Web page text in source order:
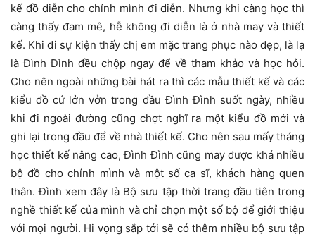
kế đồ diễn cho chính mình đi diễn. Nhưng khi càng học thì
càng thấy đam mê, hễ không đi diễn là ở nhà may và thiết
kế. Khi đi sự kiện thấy chị em mặc trang phục nào đẹp, là lạ
là Đình Đình đều chộp ngay để về tham khảo và học hỏi.
Cho nên ngoài những bài hát ra thì các mẫu thiết kế và các
kiểu đồ cứ lởn vởn trong đầu Đình Đình suốt ngày, nhiều
khi đi ngoài đường cũng chợt nghĩ ra một kiểu đồ mới và
ghi lại trong đầu để về nhà thiết kế. Cho nên sau mấy tháng
học thiết kế nâng cao, Đình Đình cũng may được khá nhiều
bộ đồ cho chính mình và một số ca sĩ, khách hàng quen
thân. Đình xem đây là Bộ sưu tập thời trang đầu tiên trong
nghề thiết kế của mình và chỉ chọn một số bộ để giới thiệu
với mọi người. Hi vọng sắp tới sẽ có thêm nhiều bộ sưu tập